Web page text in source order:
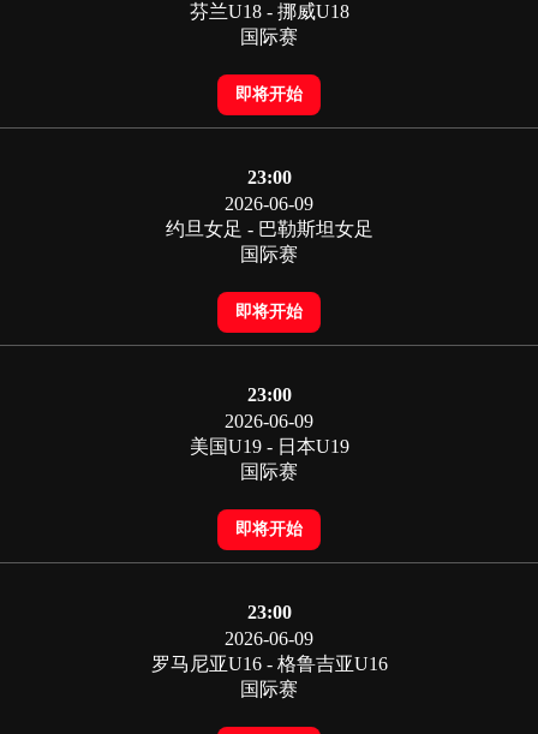
芬兰U18 - 挪威U18
国际赛
即将开始
23:00
2026-06-09
约旦女足 - 巴勒斯坦女足
国际赛
即将开始
23:00
2026-06-09
美国U19 - 日本U19
国际赛
即将开始
23:00
2026-06-09
罗马尼亚U16 - 格鲁吉亚U16
国际赛